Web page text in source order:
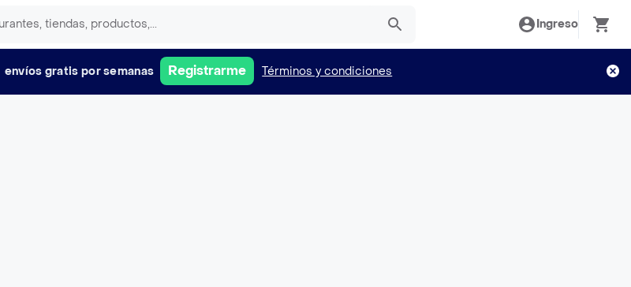
Ingreso
envíos gratis por semanas Registrarme Términos y condiciones